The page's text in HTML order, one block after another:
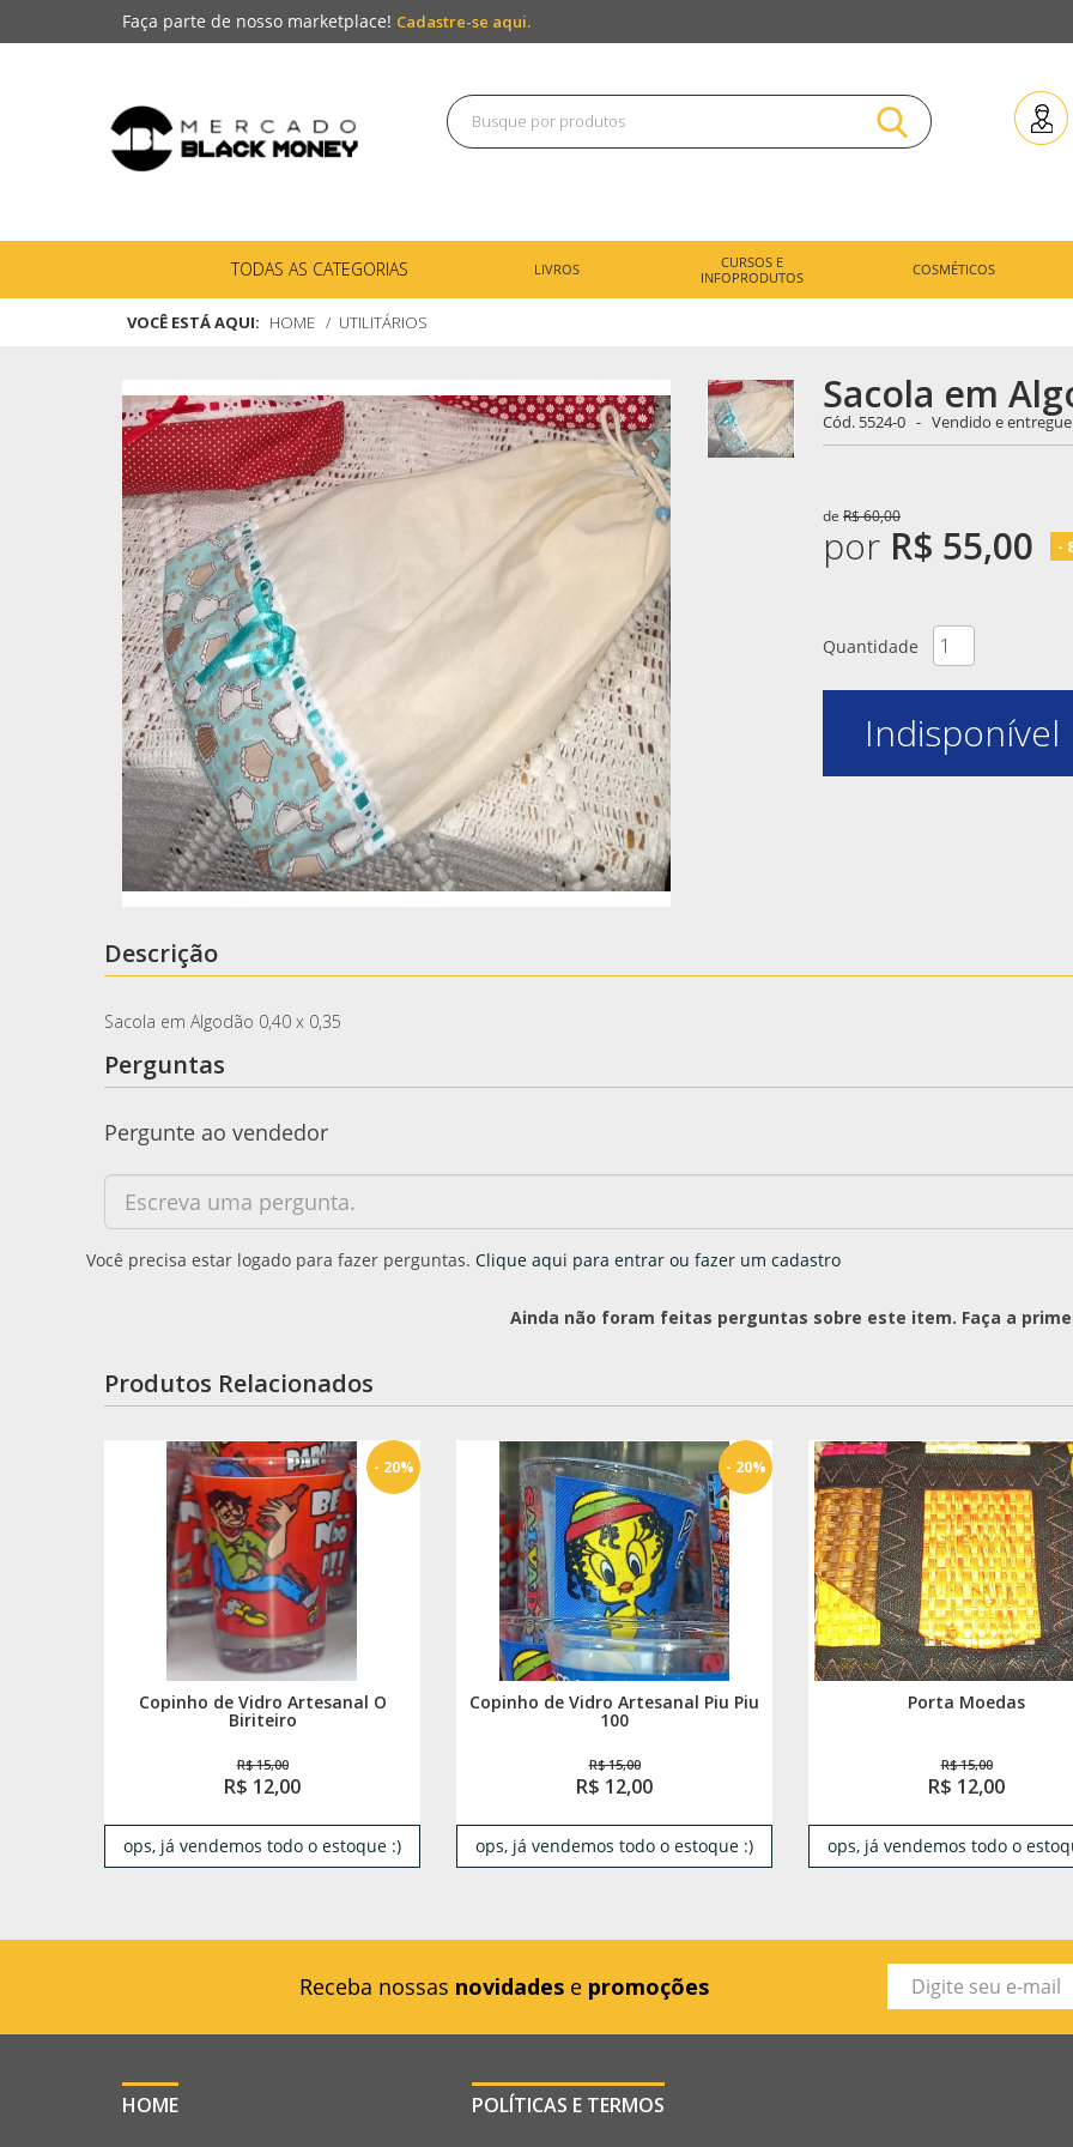
Faça parte de nosso marketplace! Cadastre-se aqui.
TODAS AS CATEGORIAS LIVROS
CURSOS E
INFOPRODUTOS
COSMÉTICOS
VOCÊ ESTÁ AQUI: HOME UTILITÁRIOS
Sacola em
Cód. 5524-0 - Vendido e
de R$ 60,00
por R$ 55,00 -
Quantidade
Indisponível
Descrição
Sacola em Algodão 0,40 x 0,35
Perguntas
Pergunte ao vendedor
Você precisa estar logado para fazer perguntas. Clique aqui para entrar ou fazer um cadastro
Ainda não foram feitas perguntas sobre este item. Faça a
Produtos Relacionados
Copinho de Vidro Artesanal O
Biriteiro
R$ 15,00
R$ 12,00
- 20%
ops, já vendemos todo o estoque :)
Copinho de Vidro Artesanal Piu Piu
100
R$ 15,00
R$ 12,00
- 20%
ops, já vendemos todo o estoque :)
Porta Moedas
R$ 15,00
R$ 12,00
ops, já vendemos todo o
Receba nossas novidades e promoções
HOME POLÍTICAS E TERMOS